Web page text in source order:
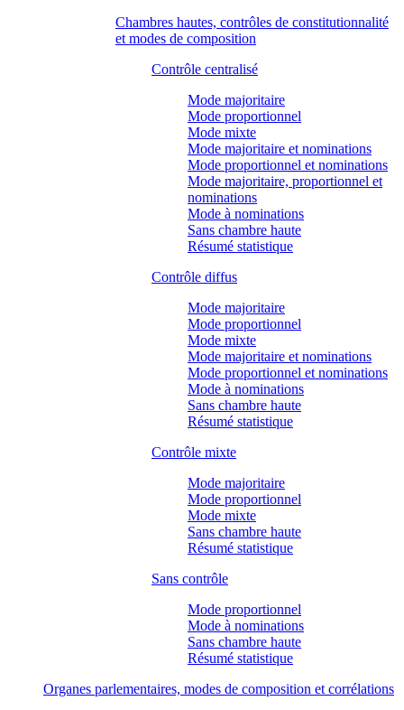
Chambres hautes, contrôles de constitutionnalité
et modes de composition
Contrôle centralisé
Mode majoritaire
Mode proportionnel
Mode mixte
Mode majoritaire et nominations
Mode proportionnel et nominations
Mode majoritaire, proportionnel et
nominations
Mode à nominations
Sans chambre haute
Résumé statistique
Contrôle diffus
Mode majoritaire
Mode proportionnel
Mode mixte
Mode majoritaire et nominations
Mode proportionnel et nominations
Mode à nominations
Sans chambre haute
Résumé statistique
Contrôle mixte
Mode majoritaire
Mode proportionnel
Mode mixte
Sans chambre haute
Résumé statistique
Sans contrôle
Mode proportionnel
Mode à nominations
Sans chambre haute
Résumé statistique
Organes parlementaires, modes de composition et corrélations